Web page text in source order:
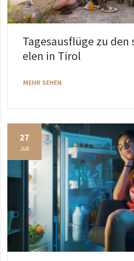
Tagesausflüge zu den
elen in Tirol
MEHR SEHEN
27
Juli